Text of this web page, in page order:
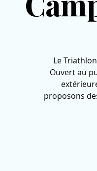
Le
Ouvert au
proposons